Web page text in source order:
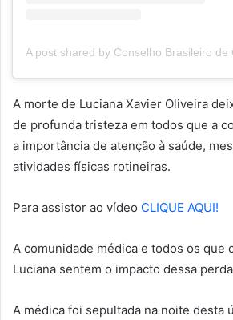
A morte de Luciana Xavier Oliveira
de profunda tristeza em todos que a
a importância de atenção à saúde,
atividades físicas rotineiras.
Para assistor ao vídeo CLIQUE AQUI!
A comunidade médica e todos os que
Luciana sentem o impacto dessa
A médica foi sepultada na noite desta